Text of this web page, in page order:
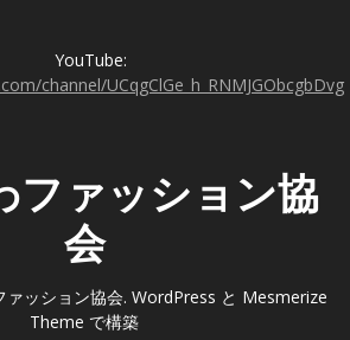
YouTube:
channel/UCqgClGe_h_RNMJGObcgbDvg
ファッション協
会
ッション協会. WordPress と Mesmerize
Theme で構築